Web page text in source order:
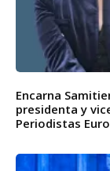
Encarna
presidenta y
Periodistas